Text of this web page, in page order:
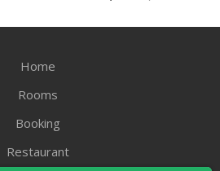
Home
Rooms
Booking
Restaurant